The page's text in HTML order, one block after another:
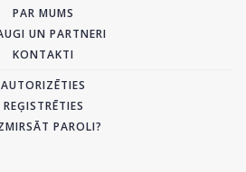
PAR MUMS
UN PARTNERI
KONTAKTI
AUTORIZĒTIES
REĢISTRĒTIES
PAROLI?